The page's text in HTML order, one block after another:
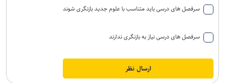
سرفصل های درسی باید متناسب با علوم جدید بازنگری شوند
سرفصل های درسی نیاز به بازنگری ندارند